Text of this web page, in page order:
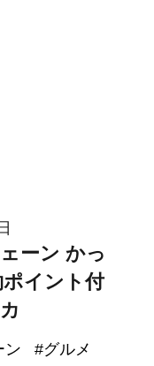
ーン かっ
イント付
ン #グルメ